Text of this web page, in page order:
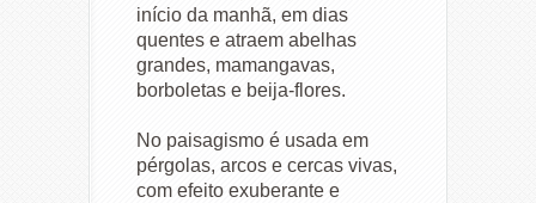
início da manhã, em dias
quentes e atraem abelhas
grandes, mamangavas,
borboletas e beija-flores.
No paisagismo é usada em
pérgolas, arcos e cercas vivas,
com efeito exuberante e